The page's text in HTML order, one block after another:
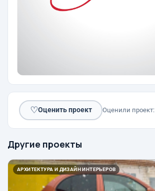
♡Оценить проект Оценили проект:
Другие проекты
АРХИТЕКТУРА И ДИЗАЙН ИНТЕРЬЕРОВ